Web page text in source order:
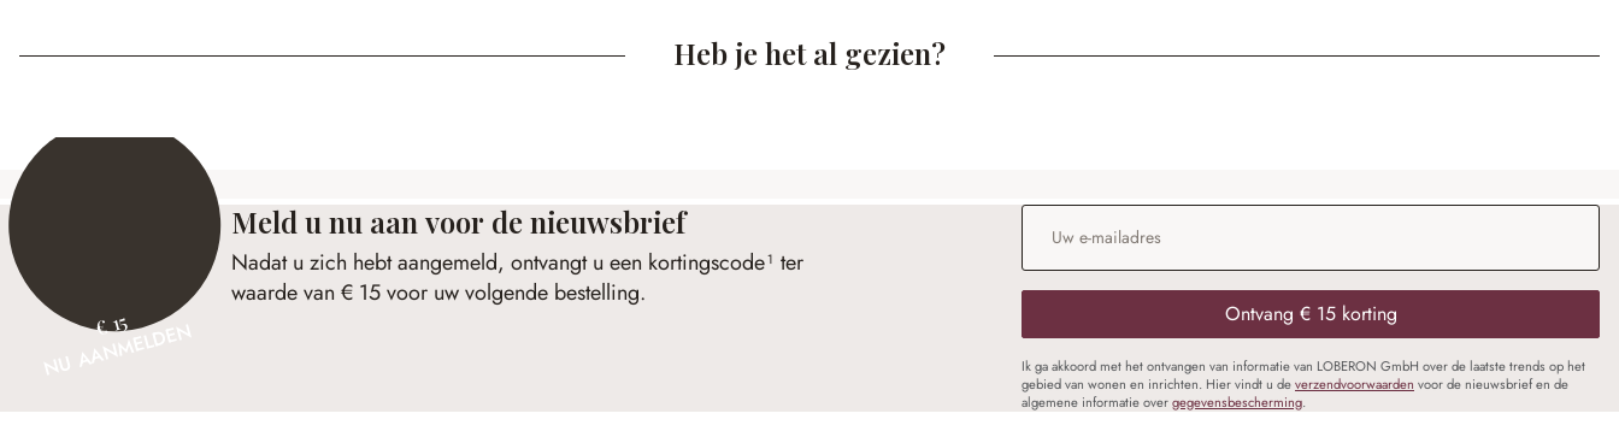
Heb je het al gezien?
€ 15
NU AANMELDEN
Meld u nu aan voor de nieuwsbrief
Nadat u zich hebt aangemeld, ontvangt u een kortingscode¹ ter
waarde van € 15 voor uw volgende bestelling.
E-mailadres
Ontvang € 15 korting
Ik ga akkoord met het ontvangen van informatie van LOBERON GmbH over de laatste trends op het
gebied van wonen en inrichten. Hier vindt u deverzendvoorwaarden voor de nieuwsbrief en de
algemene informatie overgegevensbescherming.